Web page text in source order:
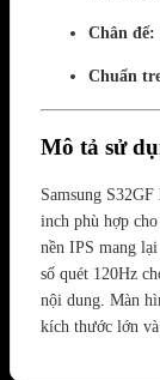
Chân đế:
Chuẩn
Mô tả sử
Samsung
inch phù hợp
nền IPS mang
số quét 120Hz
nội dung. Màn
kích thước lớn